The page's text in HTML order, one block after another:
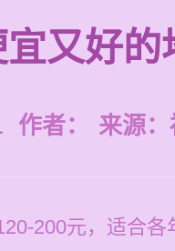
又好的
作者： 来源：
200元，适合